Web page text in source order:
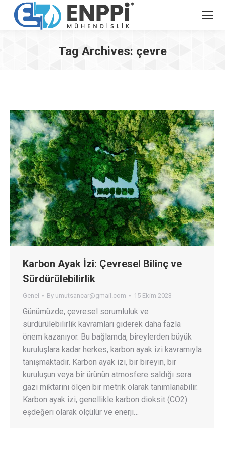
Tag Archives: çevre
Karbon Ayak İzi: Çevresel Bilinç ve
Sürdürülebilirlik
Genel By umutsancar@gmail.com 15 Ekim 2023
Günümüzde, çevresel sorumluluk ve
sürdürülebilirlik kavramları giderek daha fazla
önem kazanıyor. Bu bağlamda, bireylerden büyük
kuruluşlara kadar herkes, karbon ayak izi kavramıyla
tanışmaktadır. Karbon ayak izi, bir bireyin, bir
kuruluşun veya bir ürünün atmosfere saldığı sera
gazı miktarını ölçen bir metrik olarak tanımlanabilir.
Karbon ayak izi, genellikle karbon dioksit (CO2)
eşdeğeri olarak ölçülür ve enerji…